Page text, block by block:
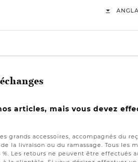
articles, mais vous devez
grands accessoires, accompagnés du
la livraison ou du ramassage. Tous les
%. Les retours ne peuvent être effectués